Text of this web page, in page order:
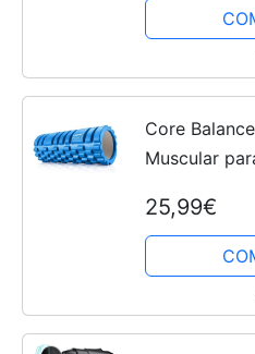
Pantalla LCD
Core
Muscular
de Tensión –
Deportivo –
25,99€